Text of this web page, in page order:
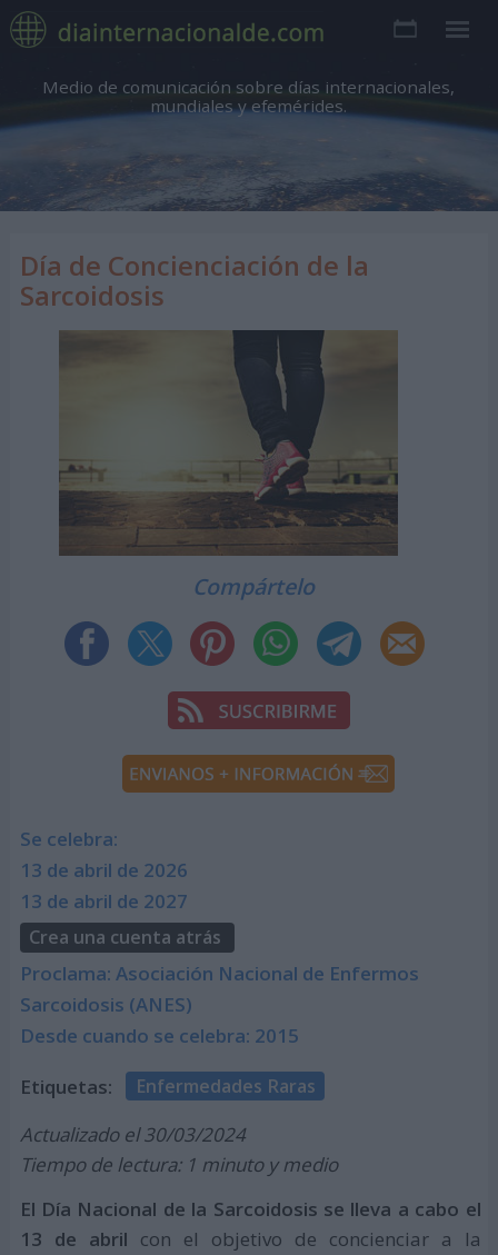
Medio de comunicación sobre días internacionales,
mundiales y efemérides.
Día de Concienciación de la
Sarcoidosis
Compártelo
Se celebra:
13 de abril de 2026
13 de abril de 2027
Crea una cuenta atrás
Proclama: Asociación Nacional de Enfermos
Sarcoidosis (ANES)
Desde cuando se celebra: 2015
Etiquetas: Enfermedades Raras
Actualizado el 30/03/2024
Tiempo de lectura: 1 minuto y medio
El Día Nacional de la Sarcoidosis se lleva a cabo el
13 de abril con el objetivo de concienciar a la